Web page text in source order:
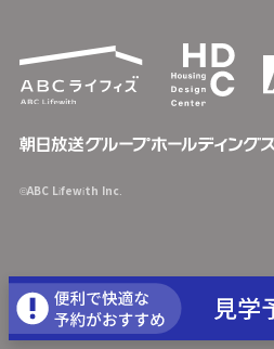
©ABC Lifewith Inc.